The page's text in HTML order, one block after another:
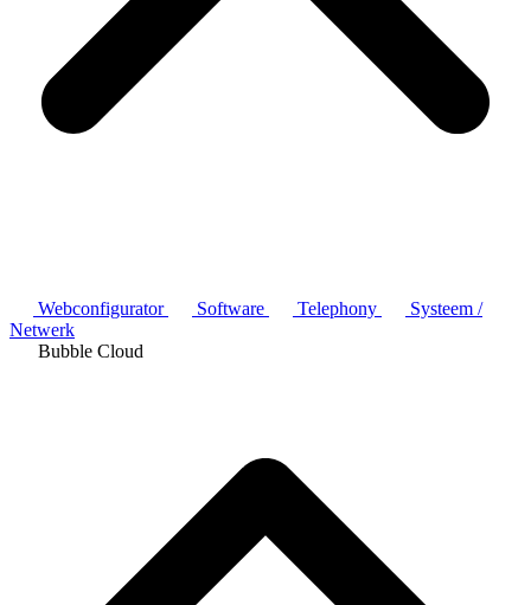
Webconfigurator Software Telephony
Systeem /
Netwerk
Bubble Cloud